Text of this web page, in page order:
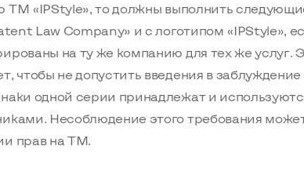
ТМ «IPStyle», то должны выполнить
Law Company» и с логотипом «IPStyle»,
на ту же компанию для тех же услуг.
чтобы не допустить введения в
одной серии принадлежат и
Несоблюдение этого требования
прав на ТМ.